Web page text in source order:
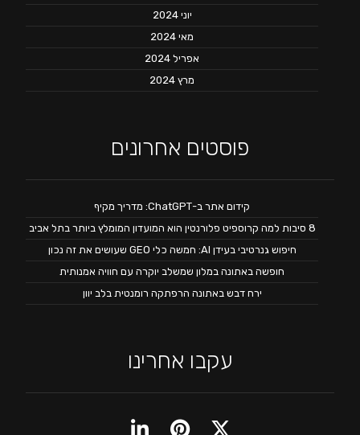
יוני 2024
מאי 2024
אפריל 2024
מרץ 2024
פוסטים אחרונים
קידום אתר ב-ChatGPT: מדריך מקיף
8 סיבות למה קרוספיט פלורנטין הוא המועדון המומלץ ביותר בתל אביב
חיפוש גנרטיבי בעידן AI: חמשה כלי GEO שעושים את זה נכון
חופשה באתונה במלון שמשלב יוקרה עם חוויה אמנותית
ירח דבש באתונה הרפתקה רומנטית בלב יוון
עקבו אחרינו